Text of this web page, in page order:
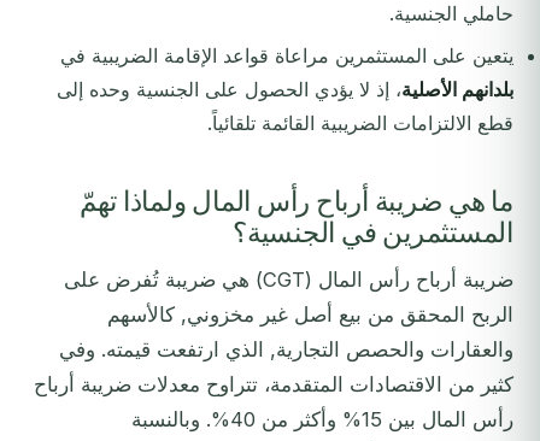
حاملي الجنسية.
يتعين على المستثمرين مراعاة قواعد الإقامة الضريبية في
بلدانهم الأصلية، إذ لا يؤدي الحصول على الجنسية وحده إلى
قطع الالتزامات الضريبية القائمة تلقائياً.
ما هي ضريبة أرباح رأس المال ولماذا تهمّ
المستثمرين في الجنسية؟
ضريبة أرباح رأس المال (CGT) هي ضريبة تُفرض على
الربح المحقق من بيع أصل غير مخزوني, كالأسهم
والعقارات والحصص التجارية, الذي ارتفعت قيمته. وفي
كثير من الاقتصادات المتقدمة، تتراوح معدلات ضريبة أرباح
رأس المال بين 15% وأكثر من 40%. وبالنسبة